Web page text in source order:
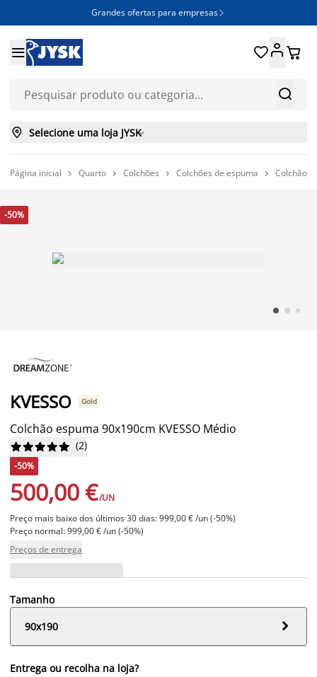
Grandes ofertas para empresas 


 
 Selecione uma loja JYSK
Página inicial  Quarto  Colchões  Colchões de espuma  Colchão
-50%
KVESSO Gold
Colchão espuma 90x190cm KVESSO Médio





 (2)
-50%
500,00 €/UN
Preço mais baixo dos últimos 30 dias: 999,00 € /un (-50%)
Preço normal: 999,00 € /un (-50%)
Preços de entrega
Tamanho
90x190

Entrega ou recolha na loja?